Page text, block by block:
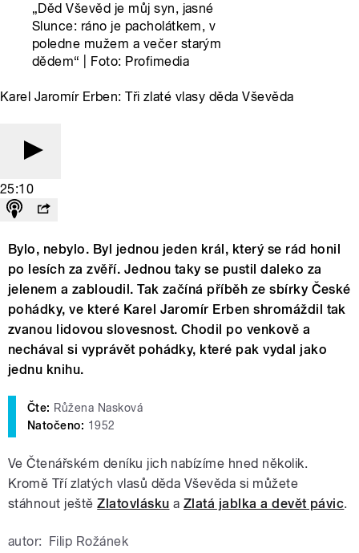
„Děd Vševěd je můj syn, jasné
Slunce: ráno je pacholátkem, v
poledne mužem a večer starým
dědem“ | Foto: Profimedia
Karel Jaromír Erben: Tři zlaté vlasy děda Vševěda
25:10
Bylo, nebylo. Byl jednou jeden král, který se rád honil
po lesích za zvěří. Jednou taky se pustil daleko za
jelenem a zabloudil. Tak začíná příběh ze sbírky České
pohádky, ve které Karel Jaromír Erben shromáždil tak
zvanou lidovou slovesnost. Chodil po venkově a
nechával si vyprávět pohádky, které pak vydal jako
jednu knihu.
Čte: Růžena Nasková
Natočeno: 1952
Ve Čtenářském deníku jich nabízíme hned několik.
Kromě Tří zlatých vlasů děda Vševěda si můžete
stáhnout ještěZlatovlásku a Zlatá jablka a devět pávic.
autor: Filip Rožánek